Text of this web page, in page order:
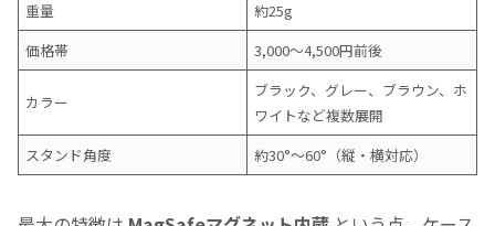
重量
約25g
価格帯
3,000〜4,500円前後
カラー
ブラック、グレー、ブラウン、ホ
ワイトなど複数展開
スタンド角度
約30°〜60°（縦・横対応）